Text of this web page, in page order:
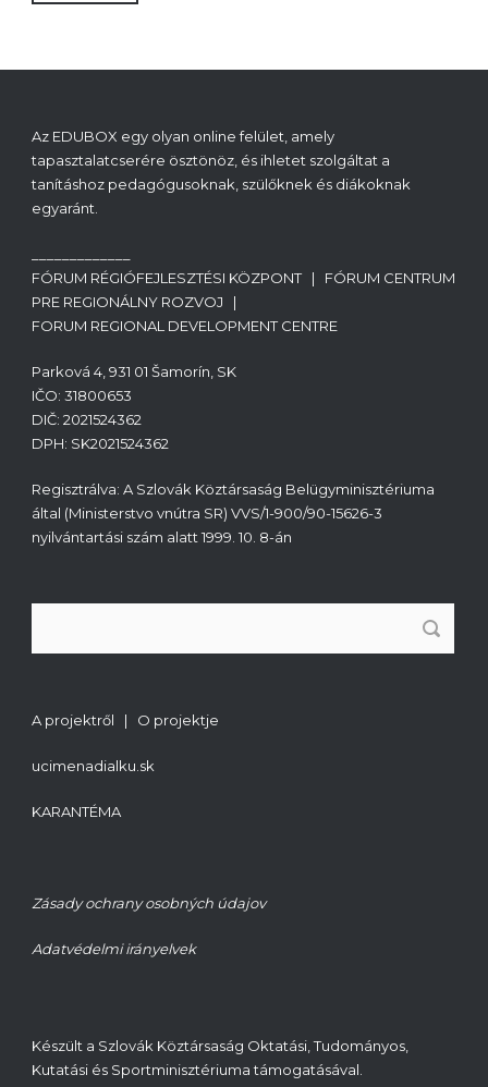
Az EDUBOX egy olyan online felület, amely
tapasztalatcserére ösztönöz, és ihletet szolgáltat a
tanításhoz pedagógusoknak, szülőknek és diákoknak
egyaránt.
FÓRUM RÉGIÓFEJLESZTÉSI KÖZPONT | FÓRUM CENTRUM
PRE REGIONÁLNY ROZVOJ |
FORUM REGIONAL DEVELOPMENT CENTRE
Parková 4, 931 01 Šamorín, SK
IČO: 31800653
DIČ: 2021524362
DPH: SK2021524362
Regisztrálva: A Szlovák Köztársaság Belügyminisztériuma
által (Ministerstvo vnútra SR) VVS/1-900/90-15626-3
nyilvántartási szám alatt 1999. 10. 8-án
A projektről | O projektje
ucimenadialku.sk
KARANTÉMA
Zásady ochrany osobných údajov
Adatvédelmi irányelvek
Készült a Szlovák Köztársaság Oktatási, Tudományos,
Kutatási és Sportminisztériuma támogatásával.